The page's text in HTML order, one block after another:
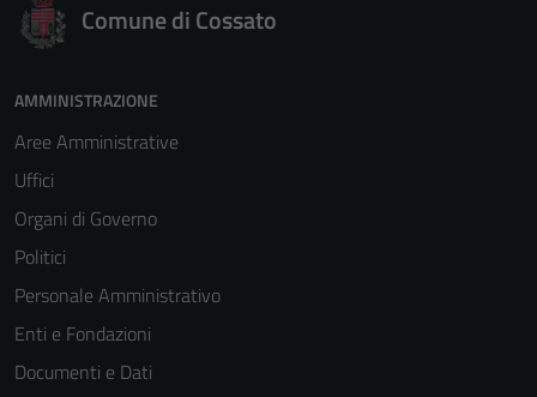
Comune di Cossato
AMMINISTRAZIONE
Aree Amministrative
Uffici
Organi di Governo
Politici
Personale Amministrativo
Enti e Fondazioni
Documenti e Dati